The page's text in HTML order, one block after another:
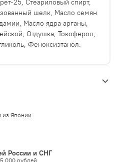
25, Стеариловый спирт,
шелк, Масло семян
Масло ядра арганы,
Отдушка, Токоферол,
Феноксиэтанол.
из Японии
России и СНГ
000 рублей